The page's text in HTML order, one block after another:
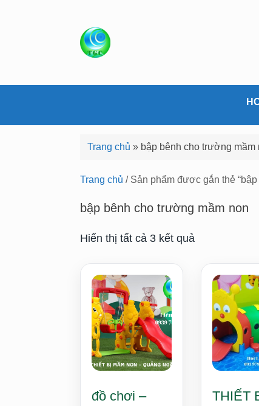
o
Trang chủ » bập bênh cho trường mầm
Trang chủ / Sản phẩm được gắn thẻ
bập bênh cho trường mầm non
Hiển thị tất cả 3 kết quả
đồ chơi –
THIẾT